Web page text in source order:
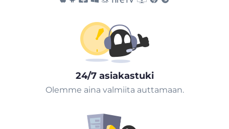
24/7 asiakastuki
Olemme aina valmiita auttamaan.